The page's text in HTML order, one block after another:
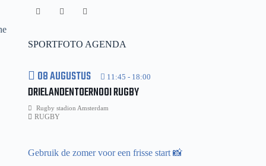
SPORTFOTO AGENDA
08 AUGUSTUS 11:45 - 18:00
DRIELANDENTOERNOOI RUGBY
Rugby stadion Amsterdam
RUGBY
Gebruik de zomer voor een frisse start 📸